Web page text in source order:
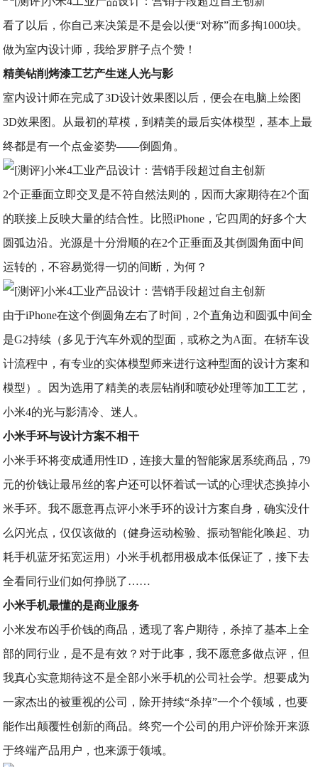
看了以后，你自己来决策是不是会以便“对称”而多掏1000块。
做为室内设计师，我给罗胖子点个赞！
精美钻削烤漆工艺产生迷人光与影
室内设计师在完成了3D设计效果图以后，便会在电脑上绘图
3D效果图。从最初的草模，到精美的最后实体模型，基本上最
终都是有一个点金姿势——倒圆角。
2个正垂面立即交叉是不符自然法则的，因而大家期待在2个面
的联接上反映大量的结合性。比照iPhone，它四周的好多个大
圆弧边沿。光源是十分滑顺的在2个正垂面及其倒圆角面中间
运转的，不容易觉得一切的间断，为何？
由于iPhone在这个倒圆角左右了时间，2个直角边和圆弧中间全
是G2持续（多见于汽车外观的型面，或称之为A面。在轿车设
计流程中，有专业的实体模型师来进行这种型面的设计方案和
模型）。因为选用了精美的表层钻削和喷砂处理等加工工艺，
小米4的光与影清冷、迷人。
小米手环与设计方案不相干
小米手环将变成通用性ID，连接大量的智能家居系统商品，79
元的价钱让最吊丝的客户还可以怀着试一试的心理状态换掉小
米手环。我不愿意再点评小米手环的设计方案自身，确实没什
么闪光点，仅仅该做的（健身运动检验、振动智能化唤起、功
耗手机蓝牙拓宽运用）小米手机都用极成本低保证了，接下去
全看同行业们如何挣脱了……
小米手机最懂的是商业服务
小米发布凶手价钱的商品，透现了客户期待，杀掉了基本上全
部的同行业，是不是有效？对于此事，我不愿意多做点评，但
我真心实意期待这不是全部小米手机的公司社会学。想要成为
一家杰出的被重视的公司，除开持续“杀掉”一个个领域，也要
能作出颠覆性创新的商品。终究一个公司的用户评价除开来源
于终端产品用户，也来源于领域。